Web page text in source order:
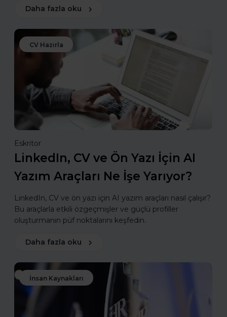
Daha fazla oku
CV Hazırla
Eskritor
LinkedIn, CV ve Ön Yazı İçin AI
Yazım Araçları Ne İşe Yarıyor?
LinkedIn, CV ve ön yazı için AI yazım araçları nasıl çalışır?
Bu araçlarla etkili özgeçmişler ve güçlü profiller
oluşturmanın püf noktalarını keşfedin.
Daha fazla oku
İnsan Kaynakları